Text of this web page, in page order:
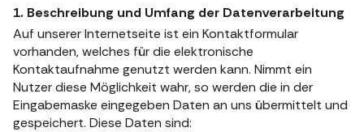
1. Beschreibung und Umfang der Datenverarbeitung
Auf unserer Internetseite ist ein Kontaktformular
vorhanden, welches für die elektronische
Kontaktaufnahme genutzt werden kann. Nimmt ein
Nutzer diese Möglichkeit wahr, so werden die in der
Eingabemaske eingegeben Daten an uns übermittelt und
gespeichert. Diese Daten sind: